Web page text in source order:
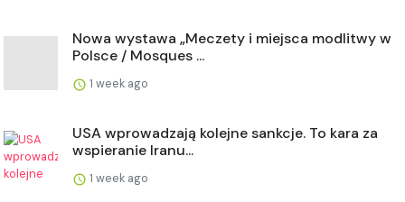
Nowa wystawa „Meczety i miejsca modlitwy w
Polsce / Mosques ...
1 week ago
USA wprowadzają kolejne sankcje. To kara za
wspieranie Iranu...
1 week ago